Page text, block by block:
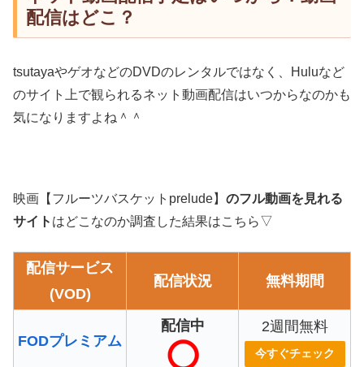
配信はどこ？
tsutayaやゲオなどのDVDのレンタルではなく、Huluなど
のサイト上で観られるネット動画配信はいつからなのかも
気になりますよね＾＾
映画【フルーツバスケットprelude】 のフル動画を見れる
サイト はどこなのか調査した結果はこちら▽
配信サービス
(VOD)
配信状況 無料期間
FODプレミアム
配信中 2週間無料
今すぐチェック